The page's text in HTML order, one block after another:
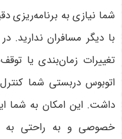
شما نیازی به برنامه‌ریزی
با دیگر مسافران
تغییرات زمان‌بندی یا
اتوبوس دربستی شما
داشت. این امکان به
خصوصی و به راحتی به